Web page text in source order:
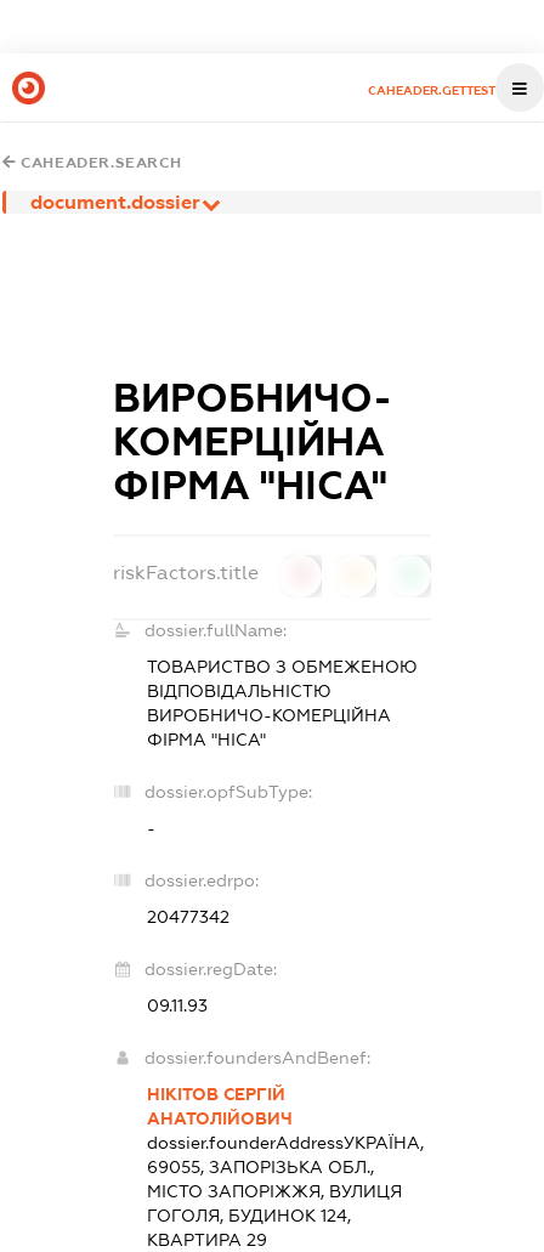
CAHEADER.GETTEST
CAHEADER.SEARCH
document.dossier
ВИРОБНИЧО-
КОМЕРЦІЙНА
ФІРМА "НІСА"
riskFactors.title
dossier.fullName:
ТОВАРИСТВО З ОБМЕЖЕНОЮ
ВІДПОВІДАЛЬНІСТЮ
ВИРОБНИЧО-КОМЕРЦІЙНА
ФІРМА "НІСА"
dossier.opfSubType:
-
dossier.edrpo:
20477342
dossier.regDate:
09.11.93
dossier.foundersAndBenef:
НІКІТОВ СЕРГІЙ
АНАТОЛІЙОВИЧ
dossier.founderAddressУКРАЇНА,
69055, ЗАПОРІЗЬКА ОБЛ.,
МІСТО ЗАПОРІЖЖЯ, ВУЛИЦЯ
ГОГОЛЯ, БУДИНОК 124,
КВАРТИРА 29